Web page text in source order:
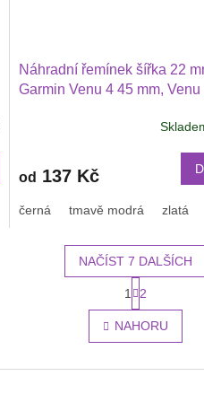
světle růžová bílá oranžová
Náhradní řemínek šířka 22
Garmin Venu 4 45 mm, Venu
42 PRO Xiaomi GTR 47 mm
řemínku 2203
od 137 Kč
černá tmavě modrá zlatá
O
v
d
NAČÍST 7 DALŠÍCH
t
r
á
n
1 2
NAHORU